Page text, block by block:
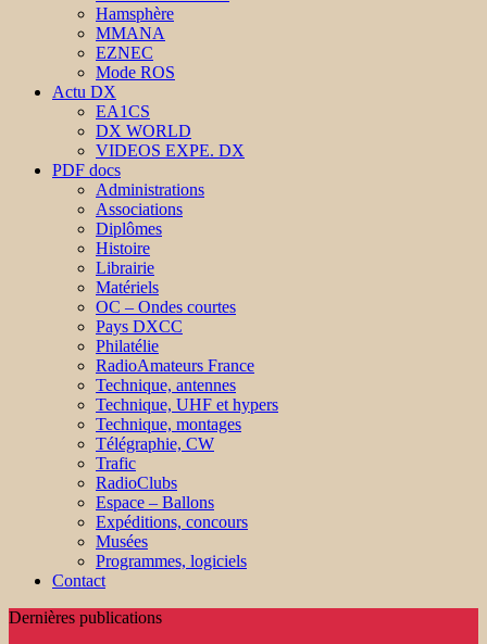
Hamsphère
MMANA
EZNEC
Mode ROS
Actu DX
EA1CS
DX WORLD
VIDEOS EXPE. DX
PDF docs
Administrations
Associations
Diplômes
Histoire
Librairie
Matériels
OC – Ondes courtes
Pays DXCC
Philatélie
RadioAmateurs France
Technique, antennes
Technique, UHF et hypers
Technique, montages
Télégraphie, CW
Trafic
RadioClubs
Espace – Ballons
Expéditions, concours
Musées
Programmes, logiciels
Contact
Dernières publications